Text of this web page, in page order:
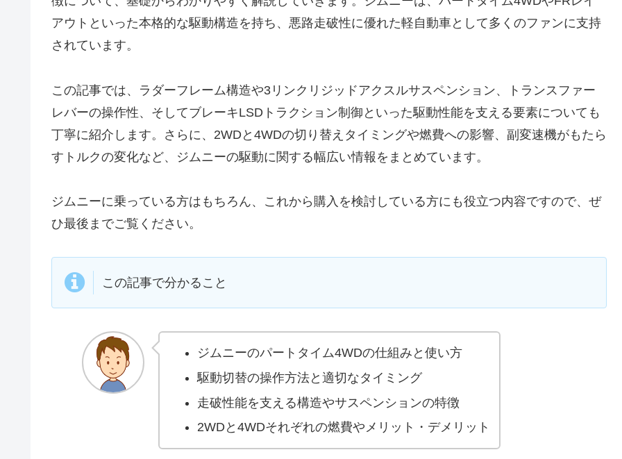
アウトといった本格的な駆動構造を持ち、悪路走破性に優れた軽自動車として多くのファンに支持
されています。
この記事では、ラダーフレーム構造や3リンクリジッドアクスルサスペンション、トランスファー
レバーの操作性、そしてブレーキLSDトラクション制御といった駆動性能を支える要素についても
丁寧に紹介します。さらに、2WDと4WDの切り替えタイミングや燃費への影響、副変速機がもたら
すトルクの変化など、ジムニーの駆動に関する幅広い情報をまとめています。
ジムニーに乗っている方はもちろん、これから購入を検討している方にも役立つ内容ですので、ぜ
ひ最後までご覧ください。
この記事で分かること
ジムニーのパートタイム4WDの仕組みと使い方
駆動切替の操作方法と適切なタイミング
走破性能を支える構造やサスペンションの特徴
2WDと4WDそれぞれの燃費やメリット・デメリット